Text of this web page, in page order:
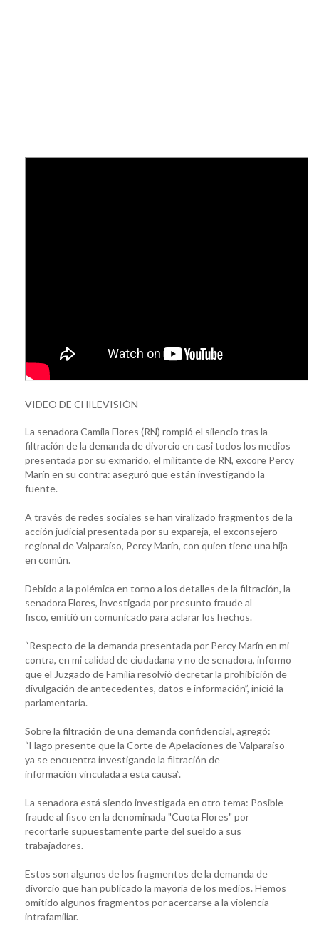
VIDEO DE CHILEVISIÓN
La senadora Camila Flores (RN) rompió el silencio tras la
filtración de la demanda de divorcio en casi todos los medios
presentada por su exmarido, el militante de RN, excore Percy
Marín en su contra: aseguró que están investigando la
fuente.
A través de redes sociales se han viralizado fragmentos de la
acción judicial presentada por su expareja, el exconsejero
regional de Valparaíso, Percy Marín, con quien tiene una hija
en común.
Debido a la polémica en torno a los detalles de la filtración, la
senadora Flores, investigada por presunto fraude al
fisco, emitió un comunicado para aclarar los hechos.
“Respecto de la demanda presentada por Percy Marín en mi
contra, en mi calidad de ciudadana y no de senadora, informo
que el Juzgado de Familia resolvió decretar la prohibición de
divulgación de antecedentes, datos e información”, inició la
parlamentaria.
Sobre la filtración de una demanda confidencial, agregó:
“Hago presente que la Corte de Apelaciones de Valparaíso
ya se encuentra investigando la filtración de
información vinculada a esta causa”.
La senadora está siendo investigada en otro tema: Posible
fraude al fisco en la denominada "Cuota Flores" por
recortarle supuestamente parte del sueldo a sus
trabajadores.
Estos son algunos de los fragmentos de la demanda de
divorcio que han publicado la mayoría de los medios. Hemos
omitido algunos fragmentos por acercarse a la violencia
intrafamiliar.